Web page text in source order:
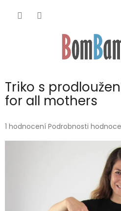
Triko s
for all mothers
Průměrné
1 hodnocení Podrobnosti